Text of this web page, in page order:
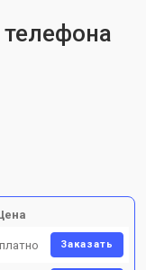
Заказать